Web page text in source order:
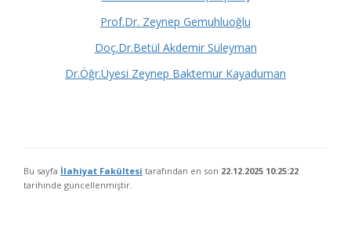
Prof.Dr. Zeynep Gemuhluoğlu
Doç.Dr.Betül Akdemir Süleyman
Dr.Öğr.Üyesi Zeynep Baktemur Kayaduman
Bu sayfa İlahiyat Fakültesi tarafından en son 22.12.2025 10:25:22
tarihinde güncellenmiştir.